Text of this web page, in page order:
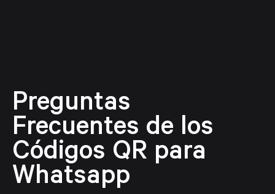
Preguntas
Frecuentes de los
Códigos QR para
Whatsapp